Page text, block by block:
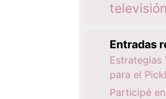
televisión
Entradas
Estrategias
para el
Participé